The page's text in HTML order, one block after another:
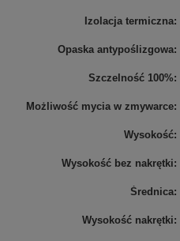
Izolacja termiczna
Opaska antypoślizgowa
Szczelność 100%
Możliwość mycia w zmywarce
Wysokość
Wysokość bez nakrętki
Średnica
Wysokość nakrętki